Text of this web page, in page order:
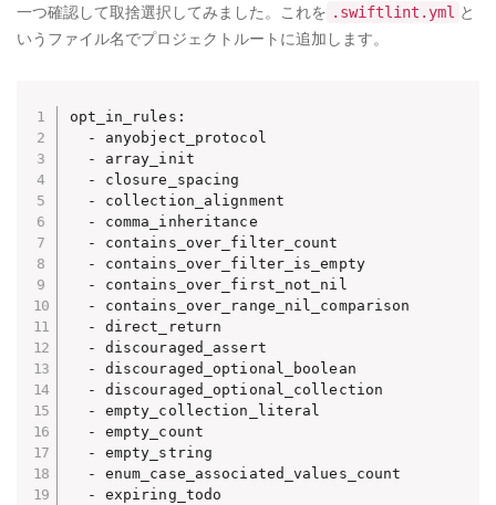
一つ確認して取捨選択してみました。これを .swiftlint.yml と
いうファイル名でプロジェクトルートに追加します。
opt_in_rules:
  - anyobject_protocol
  - array_init
  - closure_spacing
  - collection_alignment
  - comma_inheritance
  - contains_over_filter_count
  - contains_over_filter_is_empty
  - contains_over_first_not_nil
  - contains_over_range_nil_comparison
  - direct_return
  - discouraged_assert
  - discouraged_optional_boolean
  - discouraged_optional_collection
  - empty_collection_literal
  - empty_count
  - empty_string
  - enum_case_associated_values_count
  - expiring_todo